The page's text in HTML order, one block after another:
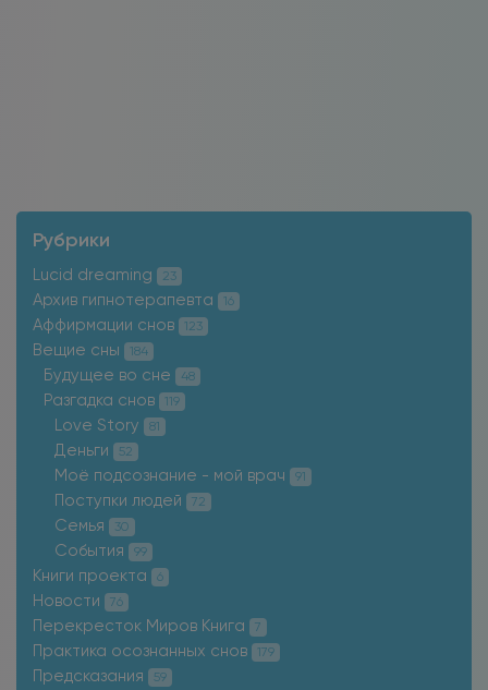
Рубрики
Lucid dreaming 23
Архив гипнотерапевта 16
Аффирмации снов 123
Вещие сны 184
Будущее во сне 48
Разгадка снов 119
Love Story 81
Деньги 52
Моё подсознание - мой врач 91
Поступки людей 72
Семья 30
События 99
Книги проекта 6
Новости 76
Перекресток Миров Книга 7
Практика осознанных снов 179
Предсказания 59